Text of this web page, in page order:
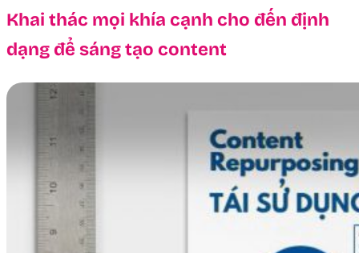
Khai thác mọi khía cạnh cho đến định
dạng để sáng tạo content